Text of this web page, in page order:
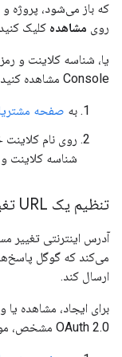
که باز می‌شود، پروژه و
روی مشاهده کلیک
یا، شناسه کلاینت و
Console مشاهده کنید:
به صفحه
روی نام
شناسه کلاینت و
تنظیم یک URL تغییر مسیر
آدرس اینترنتی تغییر
می‌کند که گوگل
ارسال کند.
OAuth 2.0 مشخص، موارد زیر را انجام دهید: